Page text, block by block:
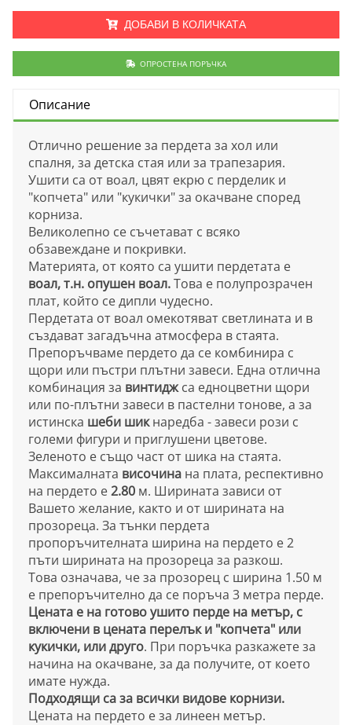
ДОБАВИ В КОЛИЧКАТА
ОПРОСТЕНА ПОРЪЧКА
Описание
Отлично решение за пердета за хол или
спалня, за детска стая или за трапезария.
Ушити са от воал, цвят екрю с перделик и
"копчета" или "кукички" за окачване според
корниза.
Великолепно се съчетават с всяко
обзавеждане и покривки.
Материята, от която са ушити пердетата е
воал, т.н. опушен воал.Това е полупрозрачен
плат, който се дипли чудесно.
Пердетата от воал омекотяват светлината и в
създават загадъчна атмосфера в стаята.
Препоръчваме пердето да се комбинира с
щори или пъстри плътни завеси. Една отлична
комбинация за винтиджса едноцветни щори
или по-плътни завеси в пастелни тонове, а за
истинска шеби шикнаредба - завеси рози с
големи фигури и приглушени цветове.
Зеленото е също част от шика на стаята.
Максималната височина на плата, респективно
на пердето е2.80 м. Ширината зависи от
Вашето желание, както и от ширината на
прозореца. За тънки пердета
пропоръчителната ширина на пердето е 2
пъти ширината на прозореца за разкош.
Това означава, че за прозорец с ширина 1.50 м
е препоръчително да се поръча 3 метра перде.
Цената е на готово ушито перде на метър, с
включени в цената перелък и "копчета" или
кукички, или друго. При поръчка разкажете за
начина на окачване, за да получите, от което
имате нужда.
Подходящи са за всички видове корнизи.
Цената на пердето е за линеен метър.